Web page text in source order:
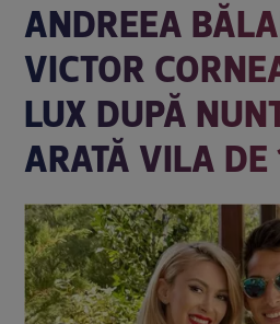
ANDREEA
VICTOR
LUX DUPĂ
ARATĂ VILA